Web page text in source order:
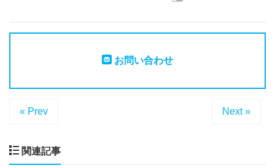
お問い合わせ
« Prev Next »
関連記事